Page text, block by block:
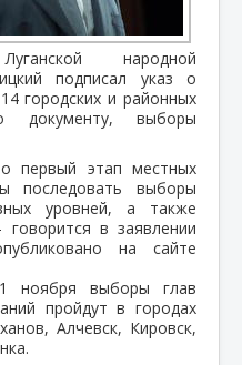
народной
подписал указ о
городских и районных
документу, выборы
этап местных
последовать выборы
уровней, а также
в заявлении
на сайте
ноября выборы глав
пройдут в городах
Алчевск, Кировск,